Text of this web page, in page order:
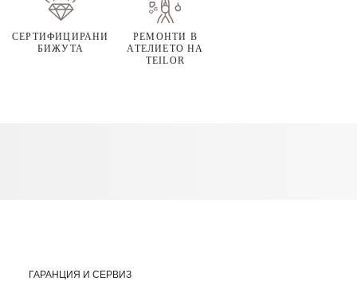
СЕРТИФИЦИРАНИ
БИЖУТА
РЕМОНТИ В
АТЕЛИЕТО НА
TEILOR
ГАРАНЦИЯ И СЕРВИЗ